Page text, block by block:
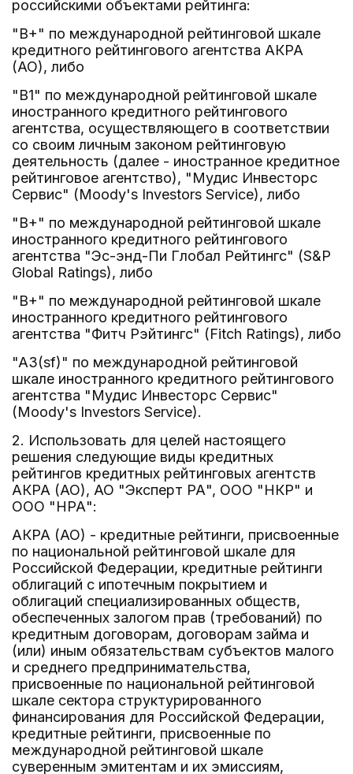
российскими объектами рейтинга:
"B+" по международной рейтинговой шкале
кредитного рейтингового агентства АКРА
(АО), либо
"B1" по международной рейтинговой шкале
иностранного кредитного рейтингового
агентства, осуществляющего в соответствии
со своим личным законом рейтинговую
деятельность (далее - иностранное кредитное
рейтинговое агентство), "Мудис Инвесторс
Сервис" (Moody's Investors Service), либо
"B+" по международной рейтинговой шкале
иностранного кредитного рейтингового
агентства "Эс-энд-Пи Глобал Рейтингс" (S&P
Global Ratings), либо
"B+" по международной рейтинговой шкале
иностранного кредитного рейтингового
агентства "Фитч Рэйтингс" (Fitch Ratings), либо
"A3(sf)" по международной рейтинговой
шкале иностранного кредитного рейтингового
агентства "Мудис Инвесторс Сервис"
(Moody's Investors Service).
2. Использовать для целей настоящего
решения следующие виды кредитных
рейтингов кредитных рейтинговых агентств
АКРА (АО), АО "Эксперт РА", ООО "НКР" и
ООО "НРА":
АКРА (АО) - кредитные рейтинги, присвоенные
по национальной рейтинговой шкале для
Российской Федерации, кредитные рейтинги
облигаций с ипотечным покрытием и
облигаций специализированных обществ,
обеспеченных залогом прав (требований) по
кредитным договорам, договорам займа и
(или) иным обязательствам субъектов малого
и среднего предпринимательства,
присвоенные по национальной рейтинговой
шкале сектора структурированного
финансирования для Российской Федерации,
кредитные рейтинги, присвоенные по
международной рейтинговой шкале
суверенным эмитентам и их эмиссиям,